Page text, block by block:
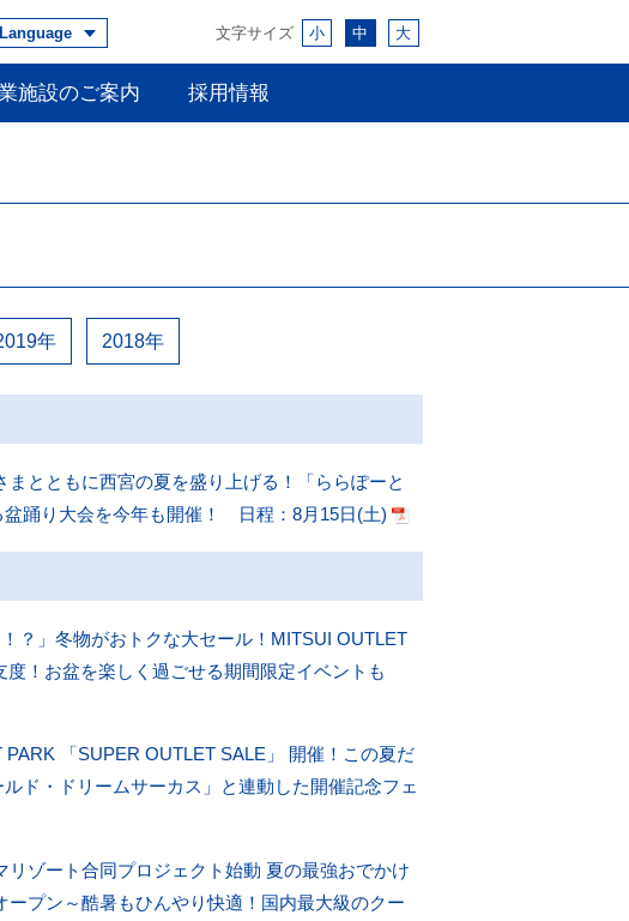
Language 文字サイズ 小 中 大
施設のご案内 採用情報
年 2018年
とともに西宮の夏を盛り上げる！「ららぽーと
踊り大会を今年も開催！ 日程：8月15日(土)
？」冬物がおトクな大セール！MITSUI OUTLET
度！お盆を楽しく過ごせる期間限定イベントも
「SUPER OUTLET SALE」 開催！この夏だ
ド・ドリームサーカス」と連動した開催記念フェ
リゾート合同プロジェクト始動 夏の最強おでかけ
プン～酷暑もひんやり快適！国内最大級のクー